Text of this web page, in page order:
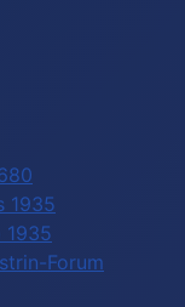
1935
1935
Forum